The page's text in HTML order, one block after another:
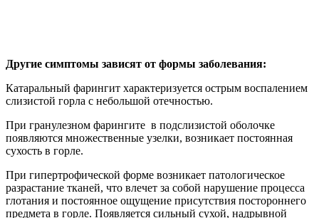
Другие симптомы зависят от формы заболевания:
Катаральный фарингит характеризуется острым воспалением
слизистой горла с небольшой отечностью.
При гранулезном фарингите в подслизистой оболочке
появляются множественные узелки, возникает постоянная
сухость в горле.
При гипертрофической форме возникает патологическое
разрастание тканей, что влечет за собой нарушение процесса
глотания и постоянное ощущение присутствия постороннего
предмета в горле. Появляется сильный сухой, надрывной